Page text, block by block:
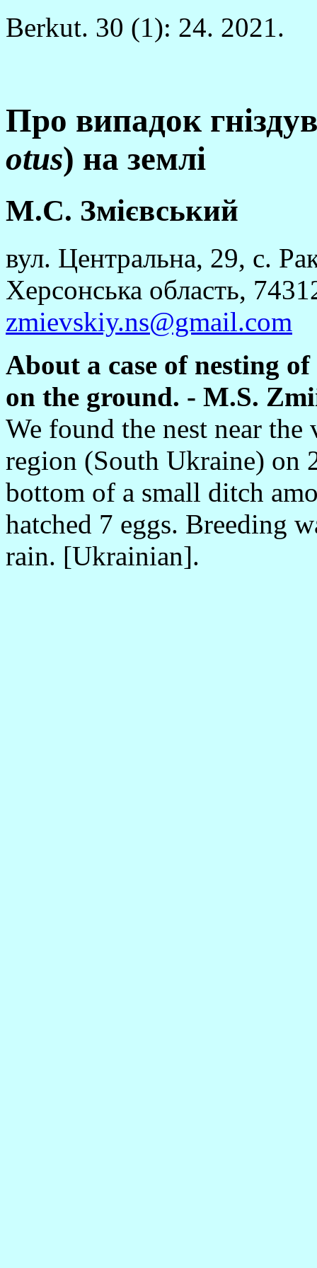
Berkut. 30 (1): 24. 2021.
Про випадок
otus) на землі
М.С. Змієвський
вул. Центральна, 29, с.
Херсонська область,
zmievskiy.ns@gmail.com
About a case of nesting
on the ground. - M.S.
We found the nest near
region (South Ukraine) on
bottom of a small ditch
hatched 7 eggs. Breeding
rain. [Ukrainian].